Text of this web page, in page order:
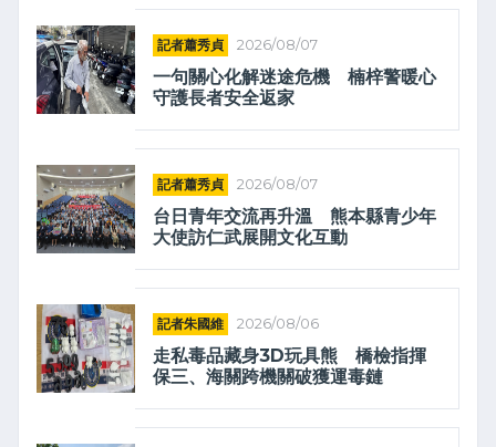
記者蕭秀貞 2026/08/07
一句關心化解迷途危機 楠梓警暖心
守護長者安全返家
記者蕭秀貞 2026/08/07
台日青年交流再升溫 熊本縣青少年
大使訪仁武展開文化互動
記者朱國維 2026/08/06
走私毒品藏身3D玩具熊 橋檢指揮
保三、海關跨機關破獲運毒鏈